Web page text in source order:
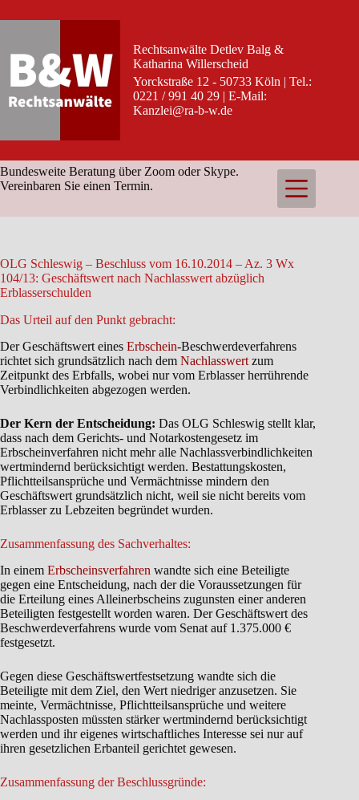
Inhalt
Rechtsanwälte Detlev Balg &
Katharina Willerscheid
Yorckstraße 12 - 50733 Köln | Tel.:
0221 / 991 40 29 | E-Mail:
Kanzlei@ra-b-w.de
Bundesweite Beratung über Zoom oder Skype.
Vereinbaren Sie einen Termin.
OLG Schleswig – Beschluss vom 16.10.2014 – Az. 3 Wx
104/13: Geschäftswert nach Nachlasswert abzüglich
Erblasserschulden
Das Urteil auf den Punkt gebracht:
Der Geschäftswert eines Erbschein-Beschwerdeverfahrens
richtet sich grundsätzlich nach dem Nachlasswert zum
Zeitpunkt des Erbfalls, wobei nur vom Erblasser herrührende
Verbindlichkeiten abgezogen werden.
Der Kern der Entscheidung: Das OLG Schleswig stellt klar,
dass nach dem Gerichts- und Notarkostengesetz im
Erbscheinverfahren nicht mehr alle Nachlassverbindlichkeiten
wertmindernd berücksichtigt werden. Bestattungskosten,
Pflichtteilsansprüche und Vermächtnisse mindern den
Geschäftswert grundsätzlich nicht, weil sie nicht bereits vom
Erblasser zu Lebzeiten begründet wurden.
Zusammenfassung des Sachverhaltes:
In einem Erbscheinsverfahren wandte sich eine Beteiligte
gegen eine Entscheidung, nach der die Voraussetzungen für
die Erteilung eines Alleinerbscheins zugunsten einer anderen
Beteiligten festgestellt worden waren. Der Geschäftswert des
Beschwerdeverfahrens wurde vom Senat auf 1.375.000 €
festgesetzt.
Gegen diese Geschäftswertfestsetzung wandte sich die
Beteiligte mit dem Ziel, den Wert niedriger anzusetzen. Sie
meinte, Vermächtnisse, Pflichtteilsansprüche und weitere
Nachlassposten müssten stärker wertmindernd berücksichtigt
werden und ihr eigenes wirtschaftliches Interesse sei nur auf
ihren gesetzlichen Erbanteil gerichtet gewesen.
Zusammenfassung der Beschlussgründe: